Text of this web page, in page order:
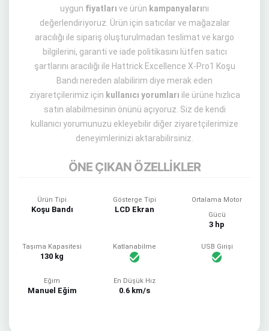
uygun fiyatları ve ürün kampanyalarını
değerlendiriyoruz. Ürün için satıcılar ve mağazalar
aracılığı ile sipariş oluşturulmadan teslimat ve kargo
bilgilerini, garanti ve iade politikasını lütfen satıcı
şartlarını aracılığı ile Hattrick Excellence X-Pro1 Koşu
Bandı nereden alabilirim diye merak eden
ziyaretçilerimiz için kullanıcı yorumları ile ürüne hızlıca
satın alabilmesinin önünü açıyoruz. Siz de kendi
kullanıcı yorumunuzu ekleyebilir diğer ziyaretçilerimize
deneyimlerinizi aktarabilirsiniz.
ÖNE ÇIKAN ÖZELLİKLER
Ürün Tipi
Koşu Bandı
Gösterge Tipi
LCD Ekran
Ortalama Motor
Gücü
3 hp
Taşıma Kapasitesi
130 kg
Katlanabilme USB Girişi
Eğim
Manuel Eğim
En Düşük Hız
0.6 km/s